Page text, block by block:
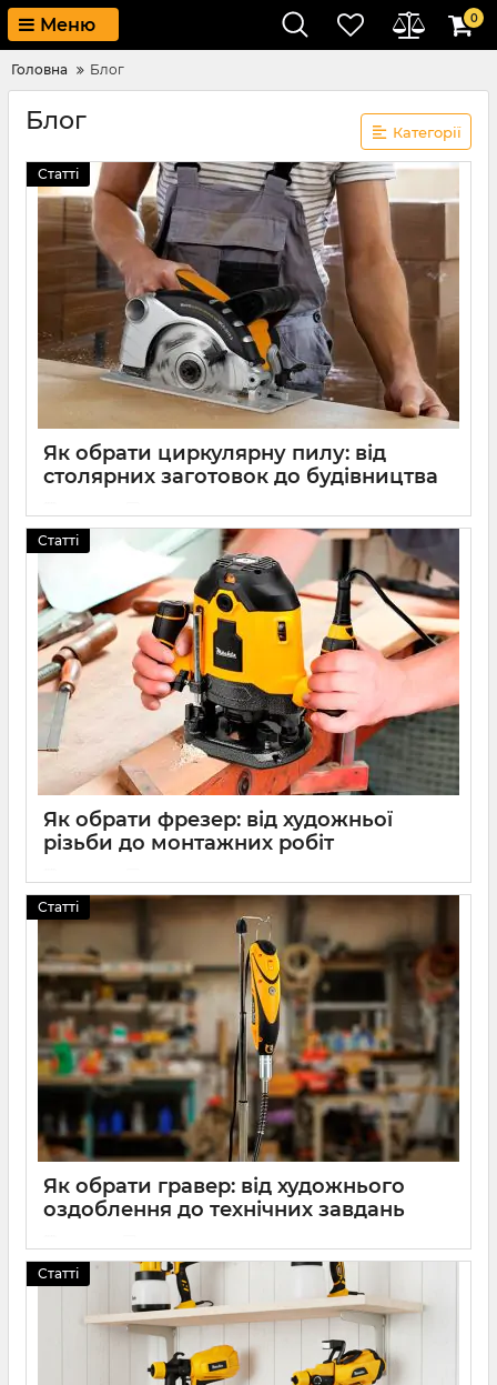
Меню 0
Головна Блог
Блог Категорії
Статті
Як обрати циркулярну пилу: від
столярних заготовок до будівництва
Статті
Як обрати фрезер: від художньої
різьби до монтажних робіт
Статті
Як обрати гравер: від художнього
оздоблення до технічних завдань
Статті